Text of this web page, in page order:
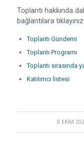
Toplantı hakkında
bağlantılara tıklayınız:
Toplantı Gündemi
Toplantı Programı
Toplantı sırasında
Katılımcı listesi
8 EKIM
/